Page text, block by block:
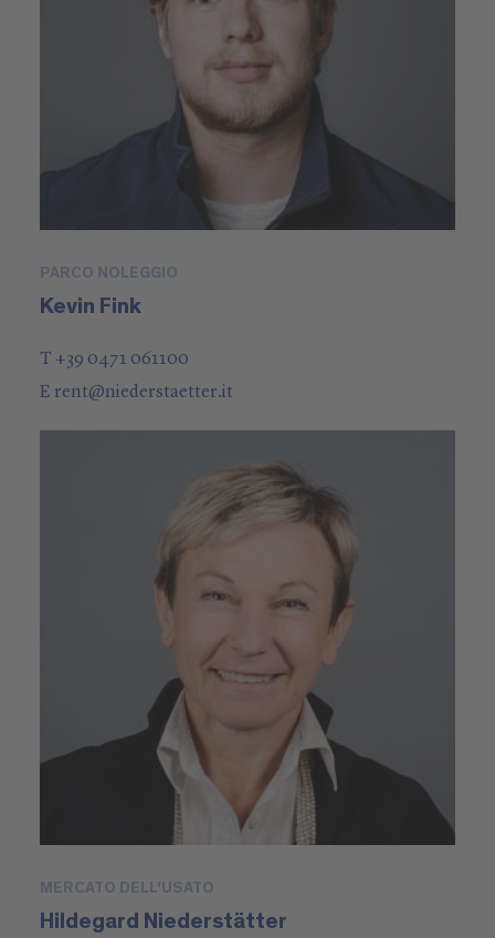
PARCO NOLEGGIO
Kevin Fink
T +39 0471 061100
E rent@niederstaetter.it
MERCATO DELL'USATO
Hildegard Niederstätter